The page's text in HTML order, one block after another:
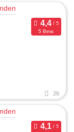
5 Bew.
26